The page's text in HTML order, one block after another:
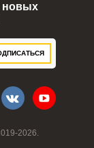
2026.
новых